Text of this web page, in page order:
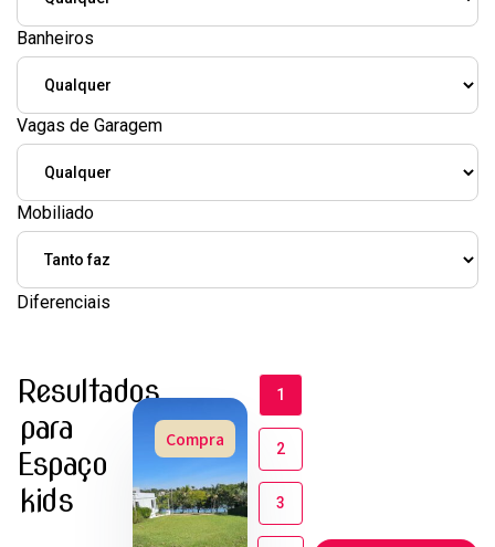
Banheiros
Vagas de Garagem
Mobiliado
Diferenciais
Resultados
para
Espaço
kids
Compra
1
2
3